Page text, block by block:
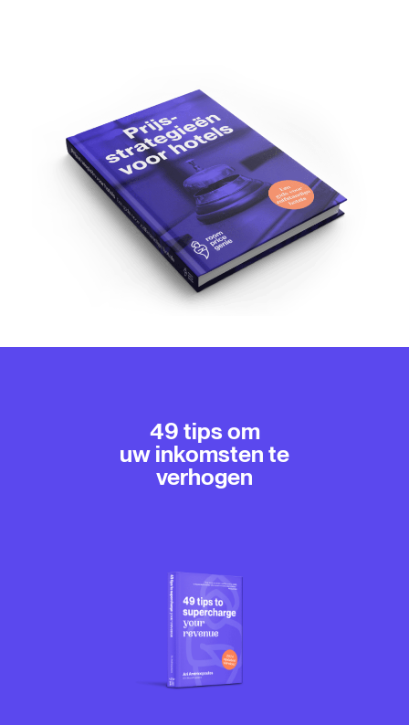
49 tips om
uw inkomsten te
verhogen